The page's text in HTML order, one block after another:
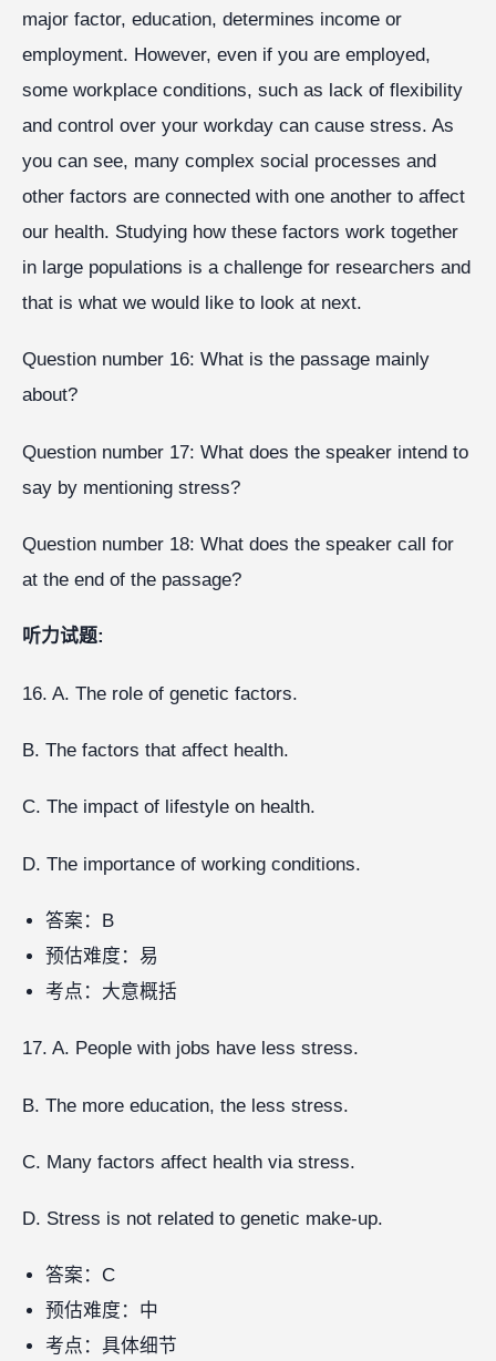
major factor, education, determines income or
employment. However, even if you are employed,
some workplace conditions, such as lack of flexibility
and control over your workday can cause stress. As
you can see, many complex social processes and
other factors are connected with one another to affect
our health. Studying how these factors work together
in large populations is a challenge for researchers and
that is what we would like to look at next.
Question number 16: What is the passage mainly
about?
Question number 17: What does the speaker intend to
say by mentioning stress?
Question number 18: What does the speaker call for
at the end of the passage?
听力试题:
16. A. The role of genetic factors.
B. The factors that affect health.
C. The impact of lifestyle on health.
D. The importance of working conditions.
答案：B
预估难度：易
考点：大意概括
17. A. People with jobs have less stress.
B. The more education, the less stress.
C. Many factors affect health via stress.
D. Stress is not related to genetic make-up.
答案：C
预估难度：中
考点：具体细节